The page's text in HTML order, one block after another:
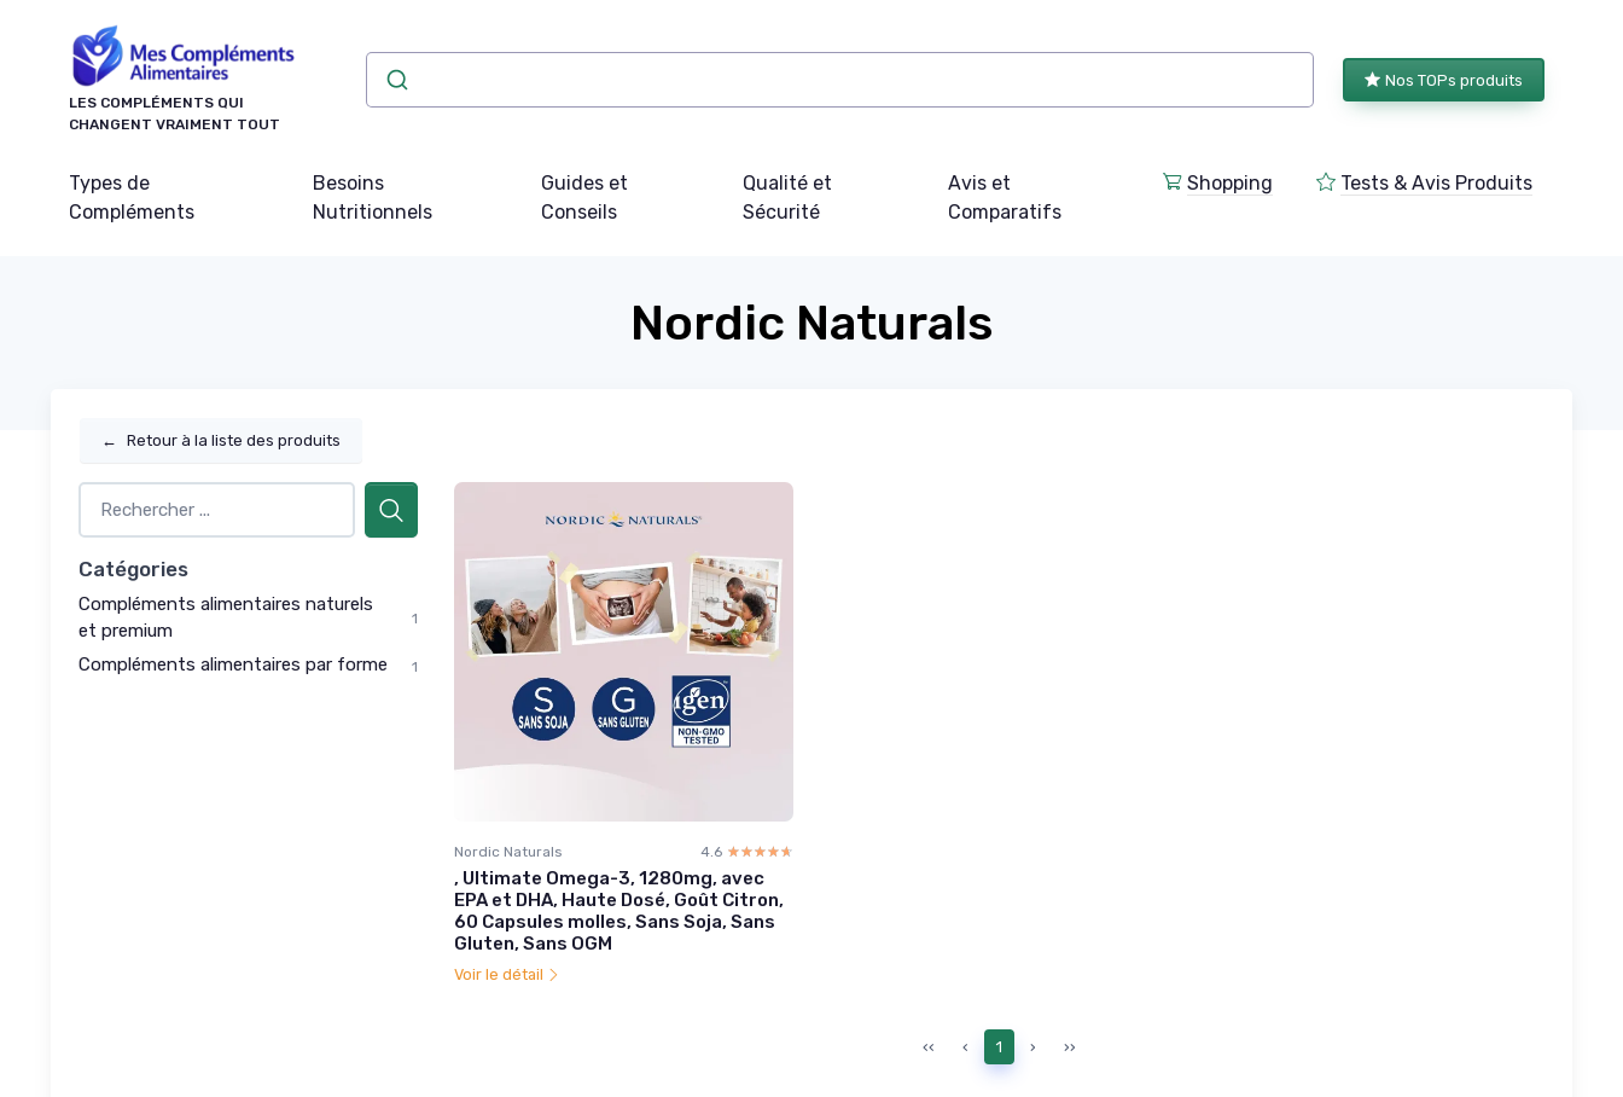
LES COMPLÉMENTS QUI
CHANGENT VRAIMENT TOUT
Nos TOPs produits
Types de
Compléments
Besoins
Nutritionnels
Guides et
Conseils
Qualité et
Sécurité
Avis et
Comparatifs
Shopping Tests & Avis Produits
Nordic Naturals
← Retour à la liste des produits
Catégories
Compléments alimentaires naturels
et premium
1
Compléments alimentaires par forme 1
Nordic Naturals 4.6 ☆☆☆☆☆
★★★★★
, Ultimate Omega-3, 1280mg, avec
EPA et DHA, Haute Dosé, Goût Citron,
60 Capsules molles, Sans Soja, Sans
Gluten, Sans OGM
Voir le détail
‹‹ ‹ 1 › ››